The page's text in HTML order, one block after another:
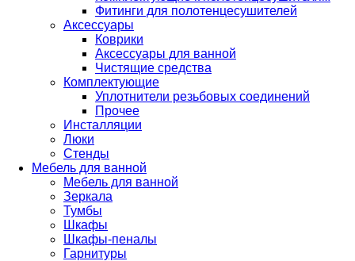
Фитинги для полотенцесушителей
Аксессуары
Коврики
Аксессуары для ванной
Чистящие средства
Комплектующие
Уплотнители резьбовых соединений
Прочее
Инсталляции
Люки
Стенды
Мебель для ванной
Мебель для ванной
Зеркала
Тумбы
Шкафы
Шкафы-пеналы
Гарнитуры